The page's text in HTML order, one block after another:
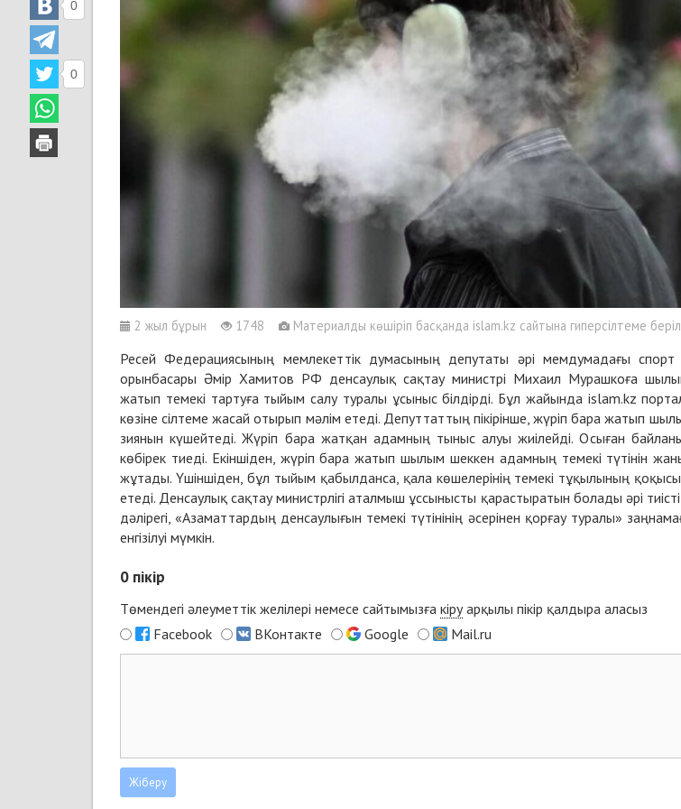
2 жыл бұрын 1748 Материалды көшіріп басқанда islam.kz сайтына гиперсілтеме
0
0
Ресей Федерациясының мемлекеттік думасының депутаты әрі мемдумадағы спорт
орынбасары Әмір Хамитов РФ денсаулық сақтау министрі Михаил Мурашкоға
жатып темекі тартуға тыйым салу туралы ұсыныс білдірді. Бұл жайында islam.kz
көзіне сілтеме жасай отырып мәлім етеді. Депуттаттың пікірінше, жүріп бара жатып
зиянын күшейтеді. Жүріп бара жатқан адамның тыныс алуы жиілейді. Осыған
көбірек тиеді. Екіншіден, жүріп бара жатып шылым шеккен адамның темекі түтінін
жұтады. Үшіншіден, бұл тыйым қабылданса, қала көшелерінің темекі тұқылының
етеді. Денсаулық сақтау министрлігі аталмыш ұссынысты қарастыратын болады әрі
дәлірегі, «Азаматтардың денсаулығын темекі түтінінің әсерінен қорғау туралы»
енгізілуі мүмкін.
0 пікір
Төмендегі әлеуметтік желілері немесе сайтымызға кіруарқылы пікір қалдыра аласыз
Facebook
ВКонтакте Google Mail.ru